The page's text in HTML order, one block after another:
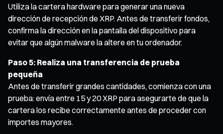
Utiliza la cartera hardware para generar una nueva
dirección de recepción de XRP. Antes de transferir fondos,
confirma la dirección en la pantalla del dispositivo para
evitar que algún malware la altere en tu ordenador.
Paso 5: Realiza una transferencia de prueba
pequeña
Antes de transferir grandes cantidades, comienza con una
prueba: envía entre 15 y 20 XRP para asegurarte de que la
cartera los recibe correctamente antes de proceder con
importes mayores.